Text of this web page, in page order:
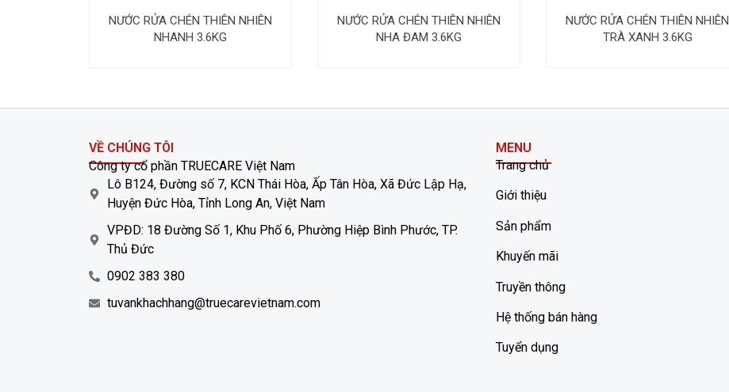
NƯỚC RỬA CHÉN THIÊN NHIÊN
NHANH 3.6KG
NƯỚC RỬA CHÉN THIÊN NHIÊN
NHA ĐAM 3.6KG
NƯỚC RỬA CHÉN THIÊN NHIÊN
TRÀ XANH 3.6KG
VỀ CHÚNG TÔI
Công ty cổ phần TRUECARE Việt Nam
Lô B124, Đường số 7, KCN Thái Hòa, Ấp Tân Hòa, Xã Đức Lập Hạ,
Huyện Đức Hòa, Tỉnh Long An, Việt Nam
VPĐD: 18 Đường Số 1, Khu Phố 6, Phường Hiệp Bình Phước, TP.
Thủ Đức
0902 383 380
tuvankhachhang@truecarevietnam.com
MENU
Trang chủ
Giới thiệu
Sản phẩm
Khuyến mãi
Truyền thông
Hệ thống bán hàng
Tuyển dụng